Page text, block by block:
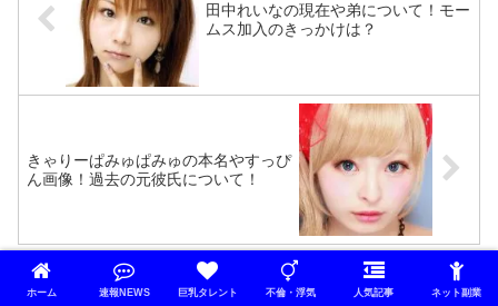
田中れいなの現在や弟について！モー
ムス加入のきっかけは？
きゃりーぱみゅぱみゅの本名やすっぴ
ん画像！過去の元彼氏について！
ホーム 速報NEWS 巨乳タレント 不倫・浮気 人気記事 ネット副業